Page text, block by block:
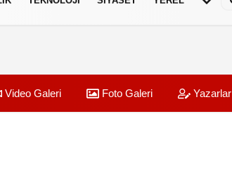
Video Galeri Foto Galeri Yazarlar